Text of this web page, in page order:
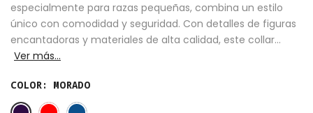
especialmente para razas pequeñas, combina un estilo
único con comodidad y seguridad. Con detalles de figuras
encantadoras y materiales de alta calidad, este collar...
Ver más...
COLOR: MORADO